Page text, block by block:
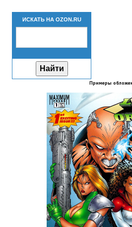
Новый ГГ
Работы Alexandra10
Kitana HGEC
Apella CBBE SSE BodySlide (with
Apella 2.0 CBBE SSE BodySlide (with
Kitana CBBE SSE BodySlide (with
Nekomimi
New Light Skyrim SE
SB Corset Armor CBBE SSE
ИСКАТЬ НА OZON.RU
Примеры